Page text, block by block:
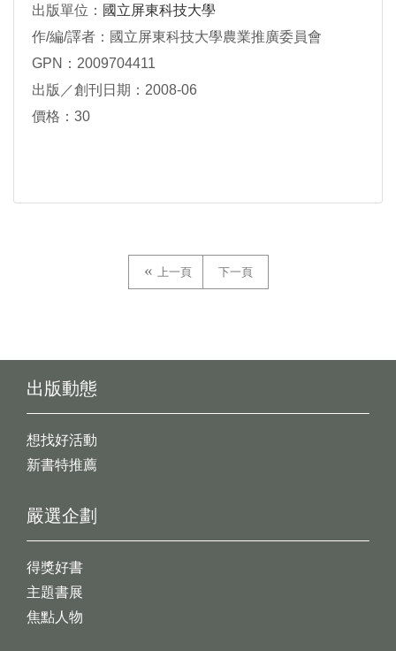
出版單位： 國立屏東科技大學
作/編/譯者：國立屏東科技大學農業推廣委員會
GPN：2009704411
出版／創刊日期：2008-06
價格：30
上一頁 下一頁
出版動態
想找好活動
新書特推薦
嚴選企劃
得獎好書
主題書展
焦點人物